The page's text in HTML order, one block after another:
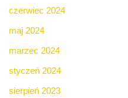
czerwiec 2024
maj 2024
marzec 2024
styczeń 2024
sierpień 2023